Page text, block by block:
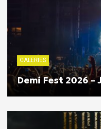
GALERIES
Demi Fest 2026 –